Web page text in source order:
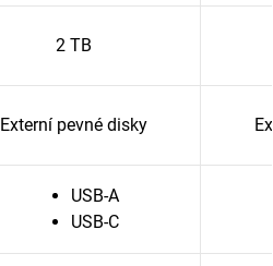
2 TB
Externí pevné disky
USB-A
USB-C